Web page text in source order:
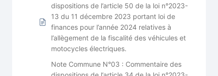
dispositions de l’article 50 de la loi n°2023-
13 du 11 décembre 2023 portant loi de
finances pour l’année 2024 relatives à
l’allègement de la fiscalité des véhicules et
motocycles électriques.
Note Commune N°03 : Commentaire des